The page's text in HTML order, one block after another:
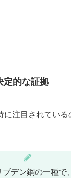
定的な証拠
に注目されている
デン鋼の一種で